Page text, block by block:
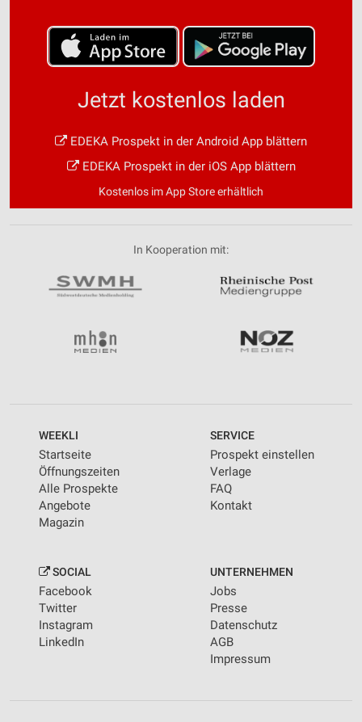
Jetzt kostenlos laden
EDEKA Prospekt in der Android App blättern
EDEKA Prospekt in der iOS App blättern
Kostenlos im App Store erhältlich
In Kooperation mit:
WEEKLI
Startseite
Öffnungszeiten
Alle Prospekte
Angebote
Magazin
SERVICE
Prospekt einstellen
Verlage
FAQ
Kontakt
SOCIAL
Facebook
Twitter
Instagram
LinkedIn
UNTERNEHMEN
Jobs
Presse
Datenschutz
AGB
Impressum